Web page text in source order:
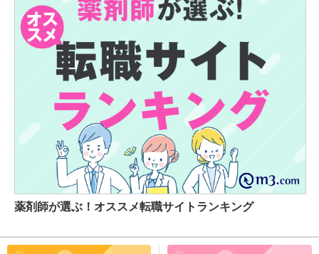
薬剤師が選ぶ！オススメ転職サイトランキング